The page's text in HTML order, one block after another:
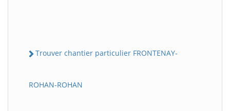
Trouver chantier particulier FRONTENAY-
ROHAN-ROHAN